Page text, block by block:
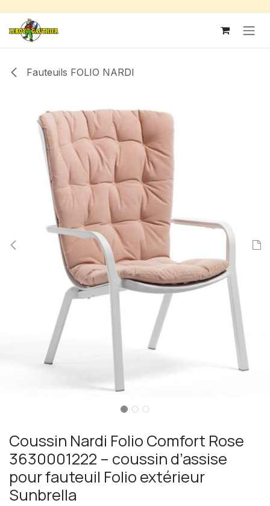
Se rendre au contenu
Fauteuils FOLIO NARDI
Coussin Nardi Folio Comfort Rose
3630001222 – coussin d’assise
pour fauteuil Folio extérieur
Sunbrella